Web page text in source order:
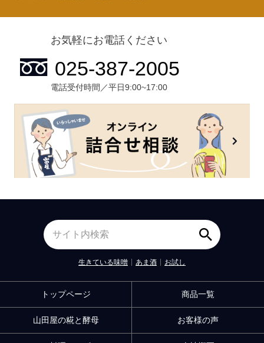
お気軽にお電話ください
電話受付時間／平日9:00~17:00
生きている味噌 あま酒 お試し
トップページ 商品一覧
山田屋の糀と酵母 お客様の声